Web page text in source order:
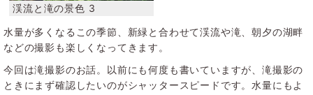
水量が多くなるこの季節、新緑と合わせて渓流や滝、朝夕の湖畔
などの撮影も楽しくなってきます。
今回は滝撮影のお話。以前にも何度も書いていますが、滝撮影の
ときにまず確認したいのがシャッタースピードです。水量にもよ